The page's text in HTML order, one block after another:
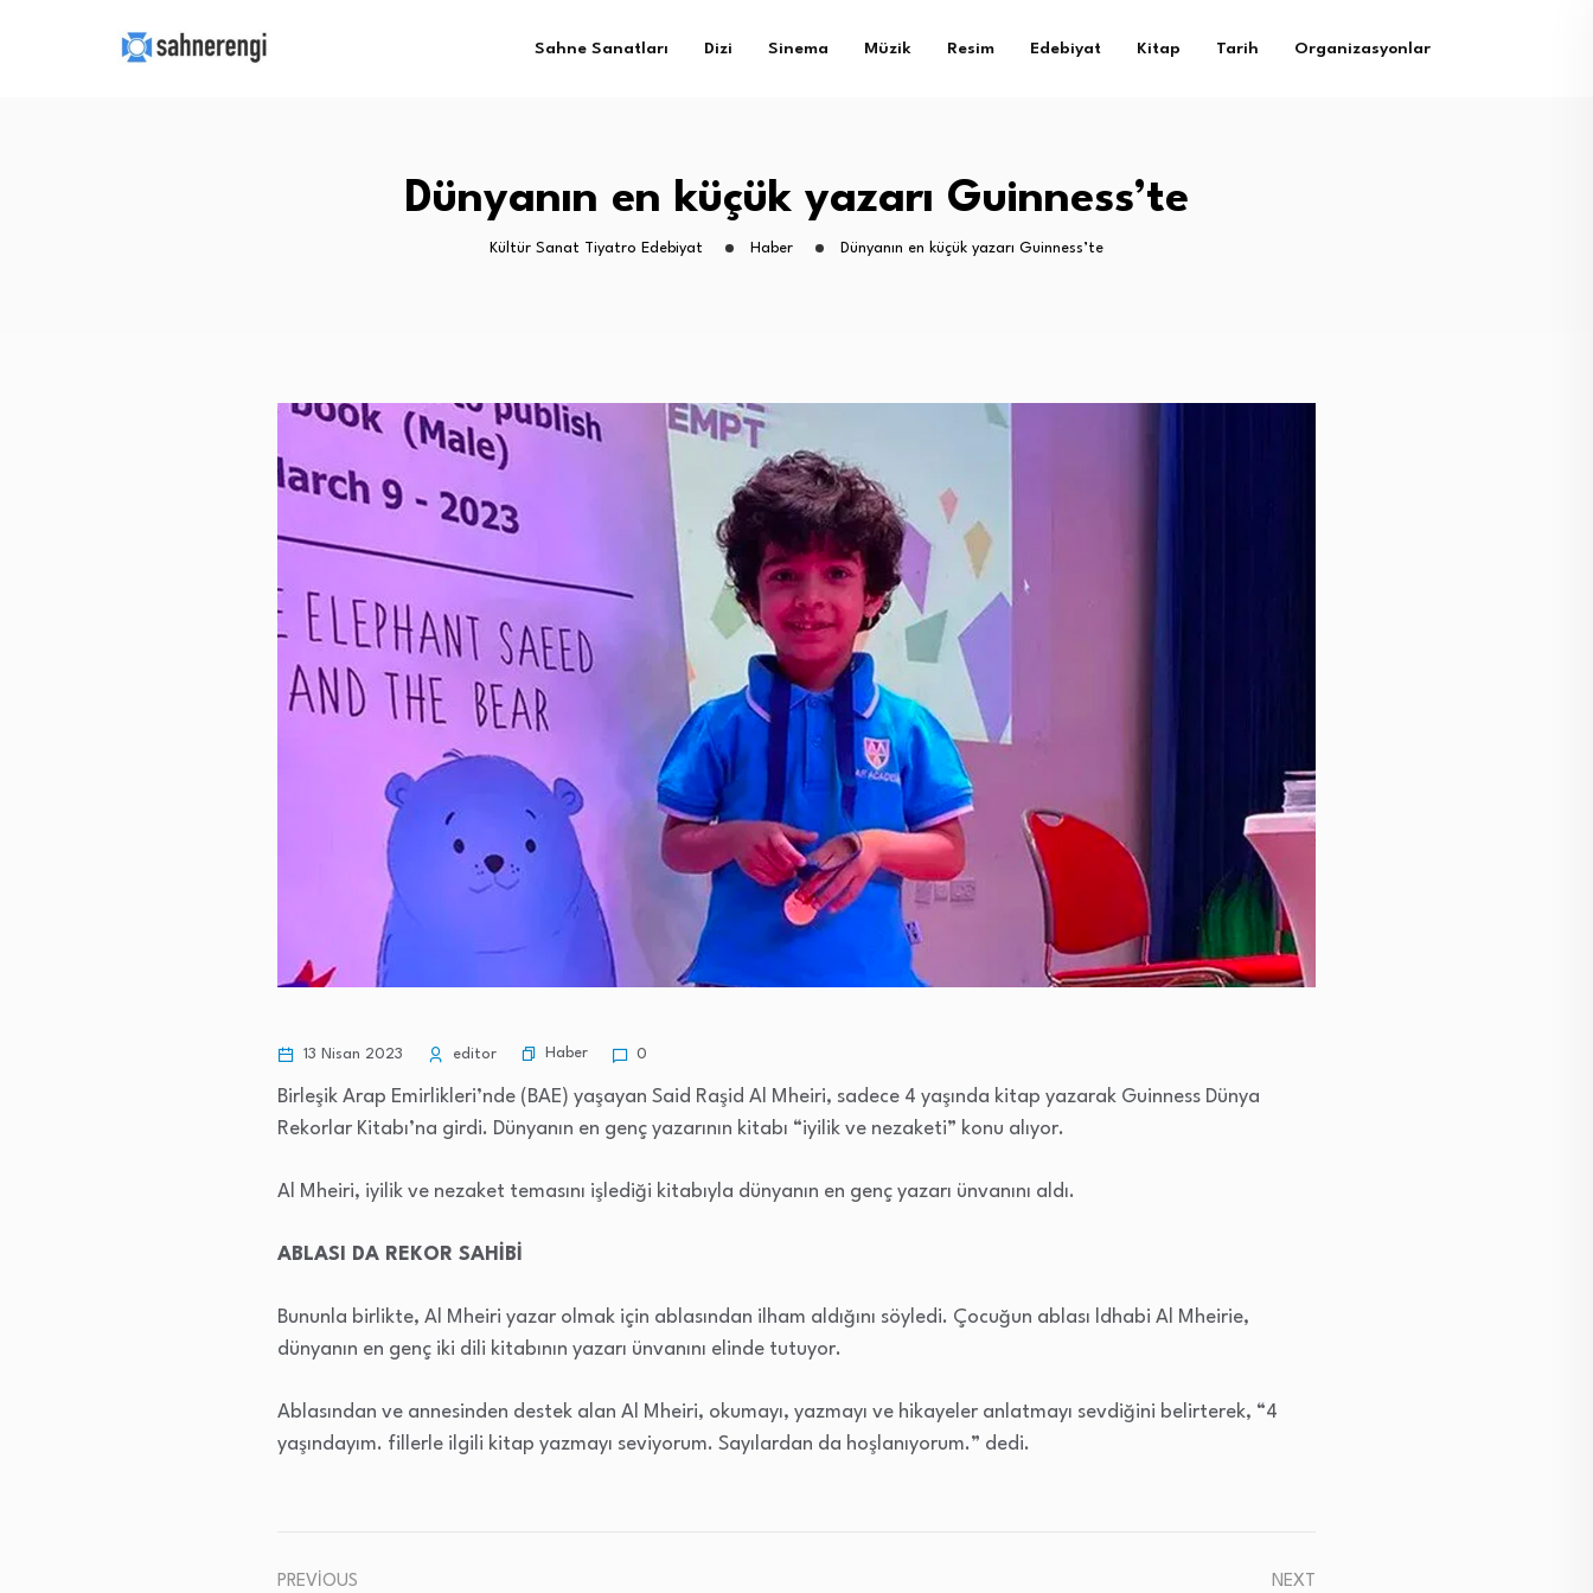
Sahne Sanatları Dizi Sinema Müzik Resim Edebiyat Kitap Tarih Organizasyonlar
Dünyanın en küçük yazarı Guinness’te
Kültür Sanat Tiyatro Edebiyat Haber Dünyanın en küçük yazarı Guinness’te
13 Nisan 2023 editor Haber 0
Birleşik Arap Emirlikleri’nde (BAE) yaşayan Said Raşid Al Mheiri, sadece 4 yaşında kitap yazarak Guinness Dünya
Rekorlar Kitabı’na girdi. Dünyanın en genç yazarının kitabı “iyilik ve nezaketi” konu alıyor.
Al Mheiri, iyilik ve nezaket temasını işlediği kitabıyla dünyanın en genç yazarı ünvanını aldı.
ABLASI DA REKOR SAHİBİ
Bununla birlikte, Al Mheiri yazar olmak için ablasından ilham aldığını söyledi. Çocuğun ablası ldhabi Al Mheirie,
dünyanın en genç iki dili kitabının yazarı ünvanını elinde tutuyor.
Ablasından ve annesinden destek alan Al Mheiri, okumayı, yazmayı ve hikayeler anlatmayı sevdiğini belirterek, “4
yaşındayım. fillerle ilgili kitap yazmayı seviyorum. Sayılardan da hoşlanıyorum.” dedi.
PREVIOUS
NEXT